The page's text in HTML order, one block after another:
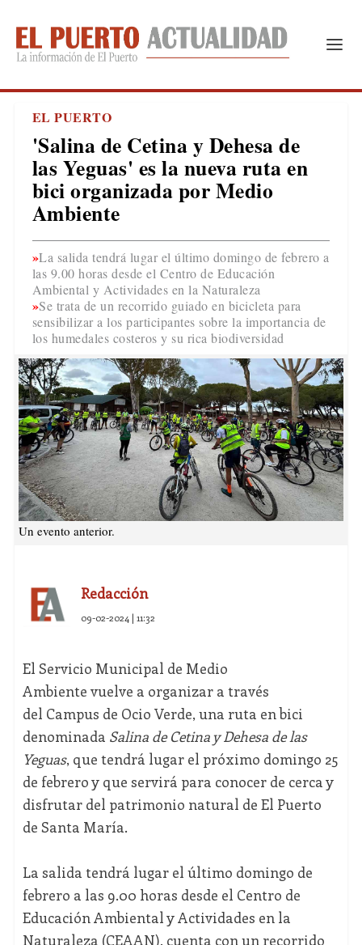
EL PUERTO
'Salina de Cetina y Dehesa de
las Yeguas' es la nueva ruta en
bici organizada por Medio
Ambiente
La salida tendrá lugar el último domingo de febrero a
las 9.00 horas desde el Centro de Educación
Ambiental y Actividades en la Naturaleza
Se trata de un recorrido guiado en bicicleta para
sensibilizar a los participantes sobre la importancia de
los humedales costeros y su rica biodiversidad
Un evento anterior.
Redacción
09-02-2024 | 11:32
El Servicio Municipal de Medio
Ambiente vuelve a organizar a través
del Campus de Ocio Verde, una ruta en bici
denominada Salina de Cetina y Dehesa de las
Yeguas, que tendrá lugar el próximo domingo 25
de febrero y que servirá para conocer de cerca y
disfrutar del patrimonio natural de El Puerto
de Santa María.
La salida tendrá lugar el último domingo de
febrero a las 9.00 horas desde el Centro de
Educación Ambiental y Actividades en la
Naturaleza (CEAAN), cuenta con un recorrido